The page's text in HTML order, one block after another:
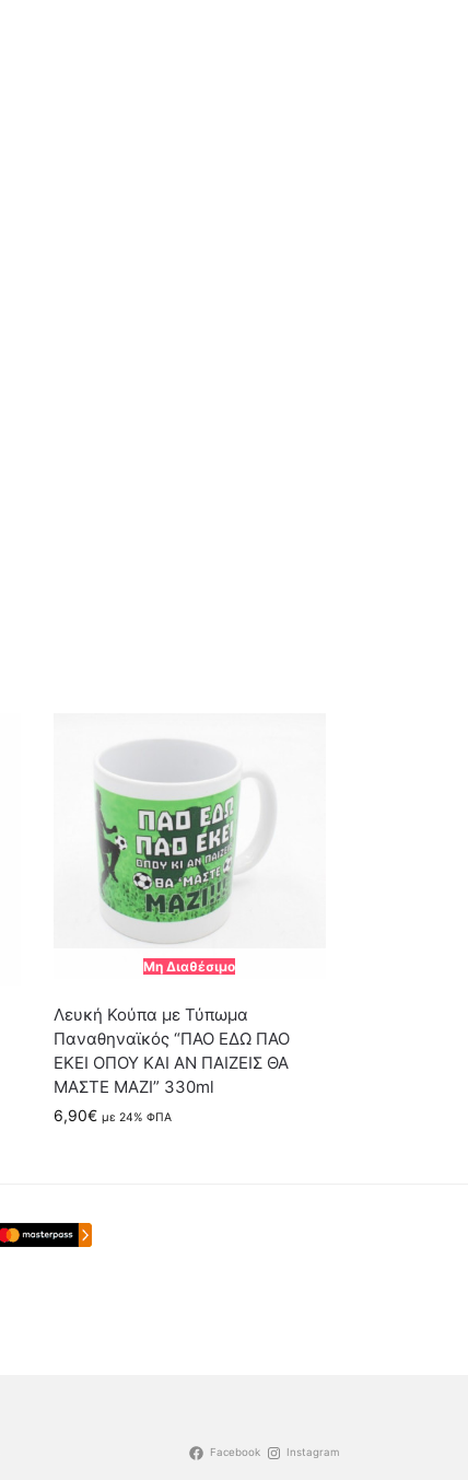
Μη Διαθέσιμο
Λευκή Κούπα με Τύπωμα
Παναθηναϊκός “ΠΑΟ ΕΔΩ ΠΑΟ
ΕΚΕΙ ΟΠΟΥ ΚΑΙ ΑΝ ΠΑΙΖΕΙΣ ΘΑ
ΜΑΣΤΕ ΜΑΖΙ” 330ml
6,90€ με 24% ΦΠΑ
Facebook Instagram